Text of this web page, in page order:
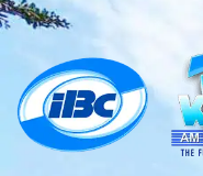
Skip
content